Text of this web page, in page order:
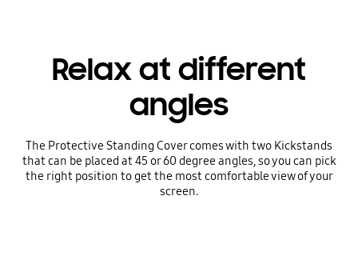
Relax at different
angles
The Protective Standing Cover comes with two Kickstands
that can be placed at 45 or 60 degree angles, so you can pick
the right position to get the most comfortable view of your
screen.